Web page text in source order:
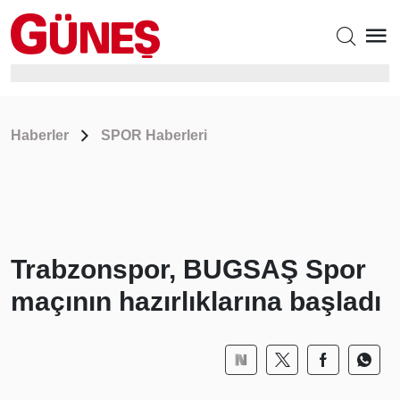
Haberler SPOR Haberleri
Trabzonspor, BUGSAŞ Spor
maçının hazırlıklarına başladı